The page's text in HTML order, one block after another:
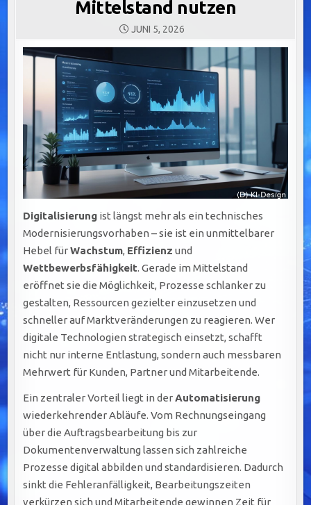
Mittelstand nutzen
JUNI 5, 2026
Digitalisierung ist längst mehr als ein technisches
Modernisierungsvorhaben – sie ist ein unmittelbarer
Hebel fürWachstum, Effizienz und
Wettbewerbsfähigkeit. Gerade im Mittelstand
eröffnet sie die Möglichkeit, Prozesse schlanker zu
gestalten, Ressourcen gezielter einzusetzen und
schneller auf Marktveränderungen zu reagieren. Wer
digitale Technologien strategisch einsetzt, schafft
nicht nur interne Entlastung, sondern auch messbaren
Mehrwert für Kunden, Partner und Mitarbeitende.
Ein zentraler Vorteil liegt in derAutomatisierung
wiederkehrender Abläufe. Vom Rechnungseingang
über die Auftragsbearbeitung bis zur
Dokumentenverwaltung lassen sich zahlreiche
Prozesse digital abbilden und standardisieren. Dadurch
sinkt die Fehleranfälligkeit, Bearbeitungszeiten
verkürzen sich und Mitarbeitende gewinnen Zeit für